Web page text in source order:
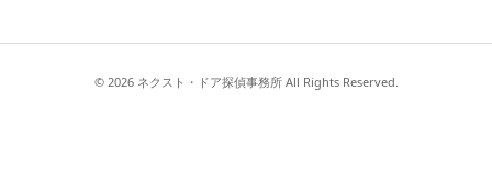
© 2026 ネクスト・ドア探偵事務所 All Rights Reserved.